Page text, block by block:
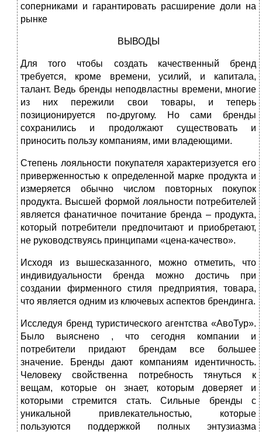
соперниками и гарантировать расширение доли на
рынке
ВЫВОДЫ
Для того чтобы создать качественный бренд
требуется, кроме времени, усилий, и капитала,
талант. Ведь бренды неподвластны времени, многие
из них пережили свои товары, и теперь
позиционируется по-другому. Но сами бренды
сохранились и продолжают существовать и
приносить пользу компаниям, ими владеющими.
Степень лояльности покупателя характеризуется его
приверженностью к определенной марке продукта и
измеряется обычно числом повторных покупок
продукта. Высшей формой лояльности потребителей
является фанатичное почитание бренда – продукта,
который потребители предпочитают и приобретают,
не руководствуясь принципами «цена-качество».
Исходя из вышесказанного, можно отметить, что
индивидуальности бренда можно достичь при
создании фирменного стиля предприятия, товара,
что является одним из ключевых аспектов брендинга.
Исследуя бренд туристического агентства «АвоТур».
Было выяснено , что сегодня компании и
потребители придают брендам все большее
значение. Бренды дают компаниям идентичность.
Человеку свойственна потребность тянуться к
вещам, которые он знает, которым доверяет и
которыми стремится стать. Сильные бренды с
уникальной привлекательностью, которые
пользуются поддержкой полных энтузиазма